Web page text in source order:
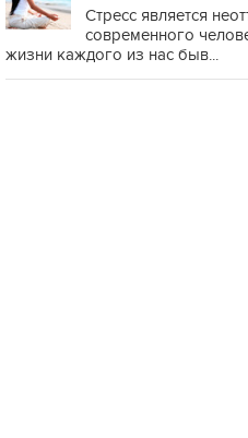
Стресс является
современного
жизни каждого из нас быв...